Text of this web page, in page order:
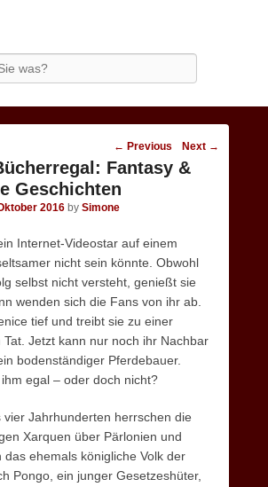
Post
navigation
← Previous Next →
Fantasy &
Geschichten
2016 by Simone
Internet-Videostar auf einem
nicht sein könnte. Obwohl
selbst nicht versteht, genießt sie
wenden sich die Fans von ihr ab.
tief und treibt sie zu einer
Tat. Jetzt kann nur noch ihr Nachbar
bodenständiger Pferdebauer.
egal – oder doch nicht?
vier Jahrhunderten herrschen die
Xarquen über Pärlonien und
das ehemals königliche Volk der
Pongo, ein junger Gesetzeshüter,